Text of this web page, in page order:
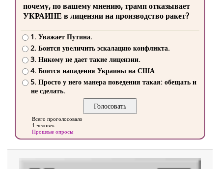
почему, по вашему мнению, трамп отказывает
УКРАИНЕ в лицензии на производство ракет?
1. Уважает Путина.
2. Боится увеличить эскалацию конфликта.
3. Никому не дает такие лицензии.
4. Боится нападения Украины на США
5. Просто у него манера поведения такая: обещать и
не сделать.
Всего проголосовало
1 человек
Прошлые опросы